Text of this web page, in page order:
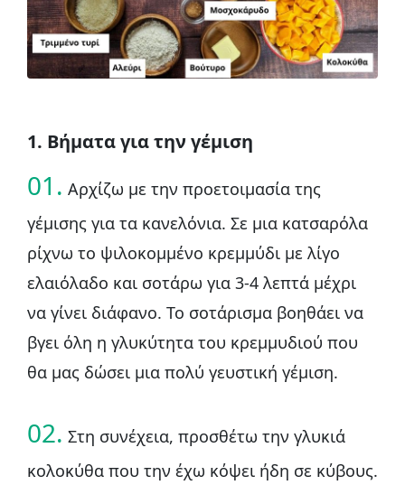
1. Βήματα για την γέμιση
01. Αρχίζω με την προετοιμασία της
γέμισης για τα κανελόνια. Σε μια κατσαρόλα
ρίχνω το ψιλοκομμένο κρεμμύδι με λίγο
ελαιόλαδο και σοτάρω για 3-4 λεπτά μέχρι
να γίνει διάφανο. Το σοτάρισμα βοηθάει να
βγει όλη η γλυκύτητα του κρεμμυδιού που
θα μας δώσει μια πολύ γευστική γέμιση.
02. Στη συνέχεια, προσθέτω την γλυκιά
κολοκύθα που την έχω κόψει ήδη σε κύβους.